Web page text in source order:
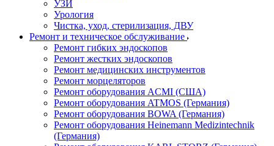
УЗИ
Урология
Чистка, уход, стерилизация, ДВУ
Ремонт и техническое обслуживание
Ремонт гибких эндоскопов
Ремонт жестких эндоскопов
Ремонт медицинских инструментов
Ремонт морцеляторов
Ремонт оборудования ACMI (США)
Ремонт оборудования ATMOS (Германия)
Ремонт оборудования BOWA (Германия)
Ремонт оборудования Heinemann Medizintechnik
(Германия)